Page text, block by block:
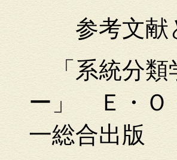
参考文献
「系統分類
ー」 Ｅ・
一総合出版